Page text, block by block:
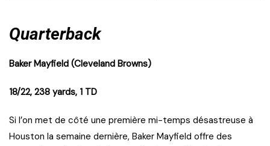
Quarterback
Baker Mayfield (Cleveland Browns)
18/22, 238 yards, 1 TD
Si l’on met de côté une première mi-temps désastreuse à
Houston la semaine dernière, Baker Mayfield offre des